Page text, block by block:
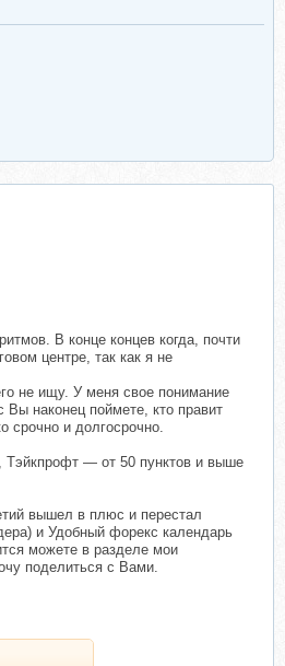
В конце концев когда, почти
центре, так как я не
не ищу. У меня свое понимание
Вы наконец поймете, кто правит
срочно и долгосрочно.
Тэйкпрофт — от 50 пунктов и выше
вышел в плюс и перестал
и Удобный форекс календарь
можете в разделе мои
поделиться с Вами.